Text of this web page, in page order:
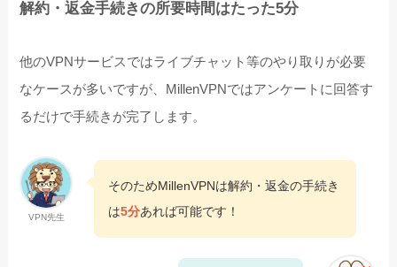
解約・返金手続きの所要時間はたった5分
他のVPNサービスではライブチャット等のやり取りが必要
なケースが多いですが、MillenVPNではアンケートに回答す
るだけで手続きが完了します。
VPN先生
そのためMillenVPNは解約・返金の手続き
は5分あれば可能です！